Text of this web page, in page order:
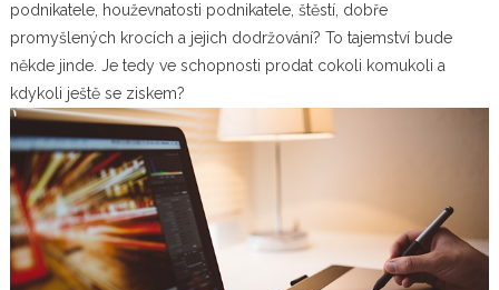
podnikatele, houževnatosti podnikatele, štěstí, dobře
promyšlených krocích a jejich dodržování? To tajemství bude
někde jinde. Je tedy ve schopnosti prodat cokoli komukoli a
kdykoli ještě se ziskem?